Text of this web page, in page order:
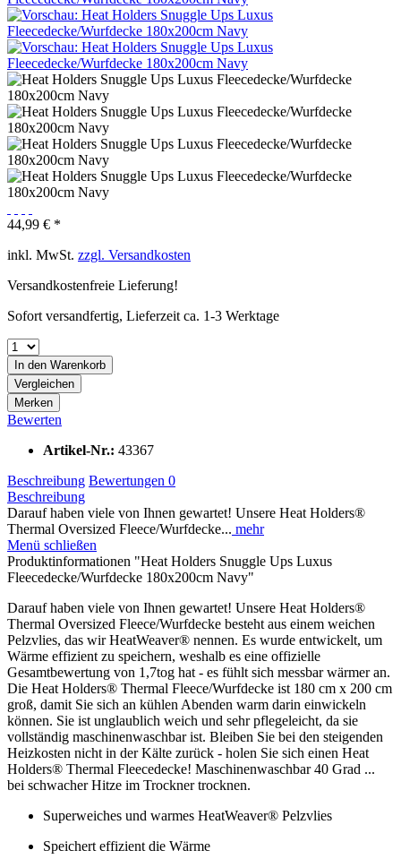
44,99 € *
inkl. MwSt. zzgl. Versandkosten
Versandkostenfreie Lieferung!
Sofort versandfertig, Lieferzeit ca. 1-3 Werktage
In den Warenkorb
Vergleichen
Merken
Bewerten
Artikel-Nr.: 43367
Beschreibung Bewertungen 0
Beschreibung
Darauf haben viele von Ihnen gewartet! Unsere Heat Holders®
Thermal Oversized Fleece/Wurfdecke... mehr
Menü schließen
Produktinformationen "Heat Holders Snuggle Ups Luxus
Fleecedecke/Wurfdecke 180x200cm Navy"
Darauf haben viele von Ihnen gewartet! Unsere Heat Holders®
Thermal Oversized Fleece/Wurfdecke besteht aus einem weichen
Pelzvlies, das wir HeatWeaver® nennen. Es wurde entwickelt, um
Wärme effizient zu speichern, weshalb es eine offizielle
Gesamtbewertung von 1,7tog hat - es fühlt sich messbar wärmer an.
Die Heat Holders® Thermal Fleece/Wurfdecke ist 180 cm x 200 cm
groß, damit Sie sich an kühlen Abenden warm darin einwickeln
können. Sie ist unglaublich weich und sehr pflegeleicht, da sie
vollständig maschinenwaschbar ist. Bleiben Sie bei den steigenden
Heizkosten nicht in der Kälte zurück - holen Sie sich einen Heat
Holders® Thermal Fleecedecke! Maschinenwaschbar 40 Grad ...
bei schwacher Hitze im Trockner trocknen.
Superweiches und warmes HeatWeaver® Pelzvlies
Speichert effizient die Wärme